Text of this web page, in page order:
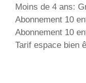
Moins de 4 ans:
Abonnement 10
Abonnement 10
Tarif espace bien